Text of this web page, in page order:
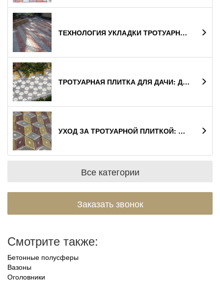
ТЕХНОЛОГИЯ УКЛАДКИ ТРОТУАРНОЙ ПЛИТКИ СВОИМИ РУКАМИ
ТРОТУАРНАЯ ПЛИТКА ДЛЯ ДАЧИ: ДЕЛАЕМ ПРАВИЛЬНЫЙ ВЫБОР
УХОД ЗА ТРОТУАРНОЙ ПЛИТКОЙ: ПРАКТИЧЕСКИЕ СОВЕТЫ
Все категории
Заказать звонок
Смотрите также:
Бетонные полусферы
Вазоны
Оголовники